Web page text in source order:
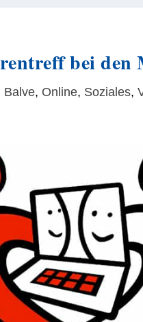
bei den
Balve, Online, Soziales,